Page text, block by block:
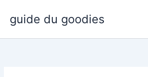
contenu
guide du goodies